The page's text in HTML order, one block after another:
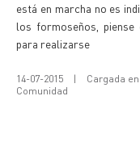
está en marcha no es
los formoseños, piense
para realizarse
14-07-2015 | Cargada en
Comunidad